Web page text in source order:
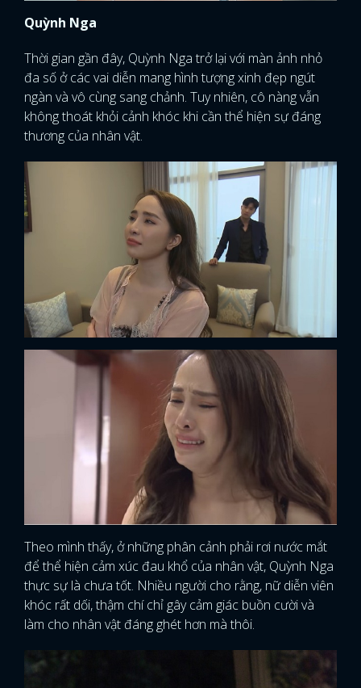
Quỳnh Nga
Thời gian gần đây, Quỳnh Nga trở lại với màn ảnh nhỏ
đa số ở các vai diễn mang hình tượng xinh đẹp ngút
ngàn và vô cùng sang chảnh. Tuy nhiên, cô nàng vẫn
không thoát khỏi cảnh khóc khi cần thể hiện sự đáng
thương của nhân vật.
Theo mình thấy, ở những phân cảnh phải rơi nước mắt
để thể hiện cảm xúc đau khổ của nhân vật, Quỳnh Nga
thực sự là chưa tốt. Nhiều người cho rằng, nữ diễn viên
khóc rất dối, thậm chí chỉ gây cảm giác buồn cười và
làm cho nhân vật đáng ghét hơn mà thôi.